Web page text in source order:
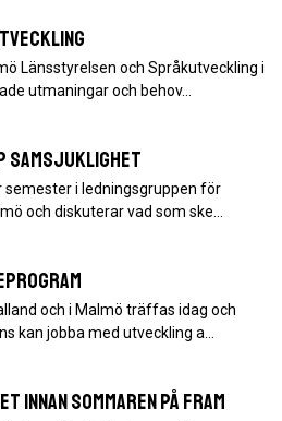
Länsstyrelsen och Språkutveckling i
utmaningar och behov…
samsjuklighet
semester i ledningsgruppen för
och diskuterar vad som ske…
och i Malmö träffas idag och
kan jobba med utveckling a…
sommaren på FRAM